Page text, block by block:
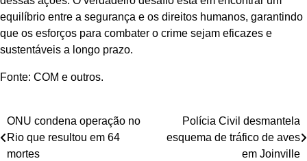
equilíbrio entre a segurança e os direitos humanos, garantindo
que os esforços para combater o crime sejam eficazes e
sustentáveis a longo prazo.
Fonte: COM e outros.
Navegação
de
ONU condena operação no
Rio que resultou em 64
mortes
Polícia Civil desmantela
esquema de tráfico de aves
em Joinville